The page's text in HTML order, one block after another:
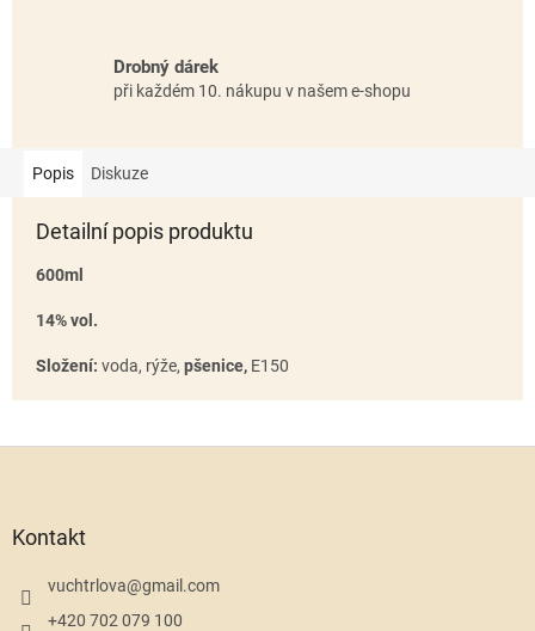
Drobný dárek
při každém 10. nákupu v našem e-shopu
Popis Diskuze
Detailní popis produktu
600ml
14% vol.
Složení: voda, rýže, pšenice, E150
Kontakt
vuchtrlova@gmail.com
+420 702 079 100